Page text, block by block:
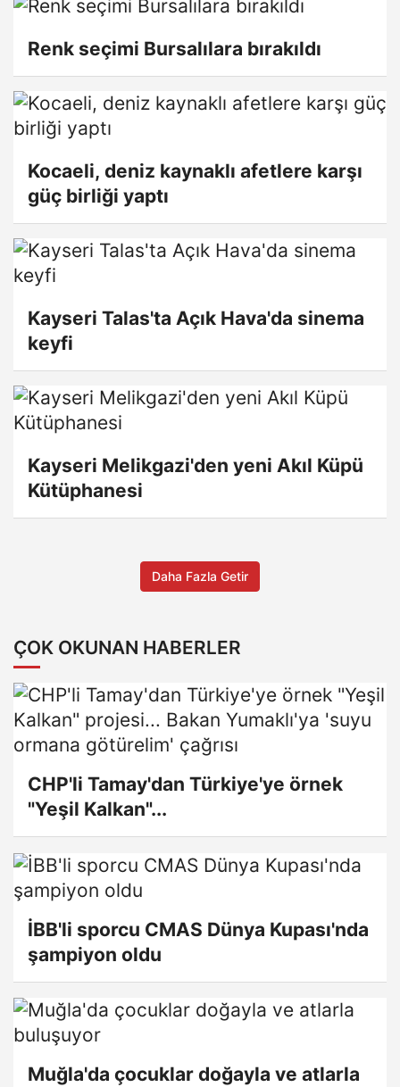
Renk seçimi Bursalılara bırakıldı
Kocaeli, deniz kaynaklı afetlere karşı
güç birliği yaptı
Kayseri Talas'ta Açık Hava'da sinema
keyfi
Kayseri Melikgazi'den yeni Akıl Küpü
Kütüphanesi
Daha Fazla Getir
ÇOK OKUNAN HABERLER
CHP'li Tamay'dan Türkiye'ye örnek
"Yeşil Kalkan"...
İBB'li sporcu CMAS Dünya Kupası'nda
şampiyon oldu
Muğla'da çocuklar doğayla ve atlarla